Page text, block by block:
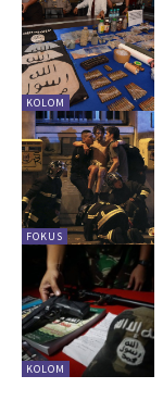
KOLOM
FOKUS
KOLOM